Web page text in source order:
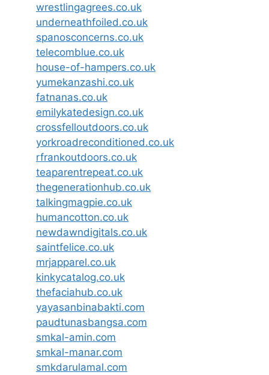
wrestlingagrees.co.uk
underneathfoiled.co.uk
spanosconcerns.co.uk
telecomblue.co.uk
house-of-hampers.co.uk
yumekanzashi.co.uk
fatnanas.co.uk
emilykatedesign.co.uk
crossfelloutdoors.co.uk
yorkroadreconditioned.co.uk
rfrankoutdoors.co.uk
teaparentrepeat.co.uk
thegenerationhub.co.uk
talkingmagpie.co.uk
humancotton.co.uk
newdawndigitals.co.uk
saintfelice.co.uk
mrjapparel.co.uk
kinkycatalog.co.uk
thefaciahub.co.uk
yayasanbinabakti.com
paudtunasbangsa.com
smkal-amin.com
smkal-manar.com
smkdarulamal.com